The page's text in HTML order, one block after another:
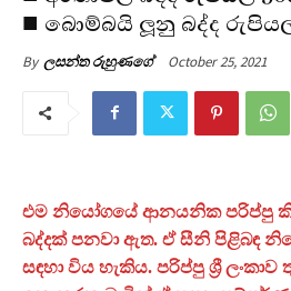
■ බොම්බයි ලූනු බද්ද
By ලසන්ත රුහුණගේ October 25, 2021
එම නියෝගයේ ආනයනික පරිප්පු
බද්දක් පනවා ඇත. ඒ සීනි පිළිබඳ
සඳහා විය හැකිය. පරිප්පු ශ්‍රී